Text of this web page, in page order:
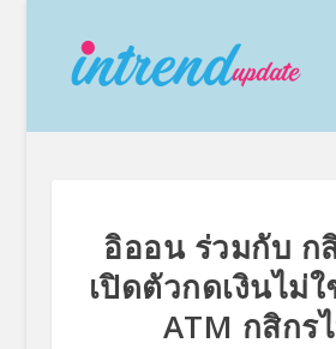
อิออน ร่วมกับ ก
เปิดตัวกดเงินไม่
ATM กสิกร